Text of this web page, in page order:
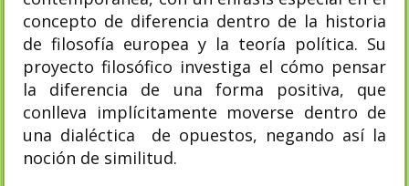
concepto de diferencia dentro de la historia
de filosofía europea y la teoría política. Su
proyecto filosófico investiga el cómo pensar
la diferencia de una forma positiva, que
conlleva implícitamente moverse dentro de
una dialéctica de opuestos, negando así la
noción de similitud.